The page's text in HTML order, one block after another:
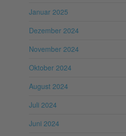
Januar 2025
Dezember 2024
November 2024
Oktober 2024
August 2024
Juli 2024
Juni 2024